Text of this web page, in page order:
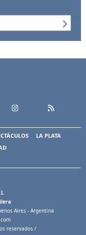
LA PLATA
Aires - Argentina
reservados /